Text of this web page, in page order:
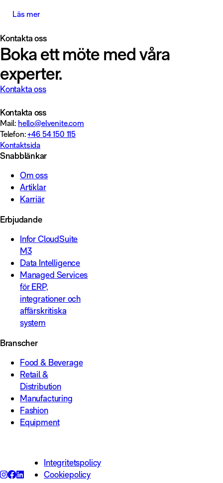
Läs mer
Kontakta oss
Boka ett möte med våra
experter.
Kontakta oss
Kontakta oss
Mail: hello@elvenite.com
Telefon:+46 54 150 115
Kontaktsida
Snabblänkar
Om oss
Artiklar
Karriär
Erbjudande
Infor CloudSuite
M3
Data Intelligence
Managed Services
för ERP,
integrationer och
affärskritiska
system
Branscher
Food & Beverage
Retail &
Distribution
Manufacturing
Fashion
Equipment
Integritetspolicy
Cookiepolicy